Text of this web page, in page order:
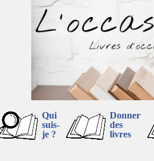
Qui
suis-
je ?
Donner
des
livres